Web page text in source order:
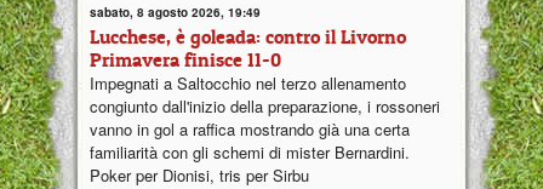
sabato, 8 agosto 2026, 19:49
Lucchese, è goleada: contro il Livorno
Primavera finisce 11-0
Impegnati a Saltocchio nel terzo allenamento
congiunto dall'inizio della preparazione, i rossoneri
vanno in gol a raffica mostrando già una certa
familiarità con gli schemi di mister Bernardini.
Poker per Dionisi, tris per Sirbu